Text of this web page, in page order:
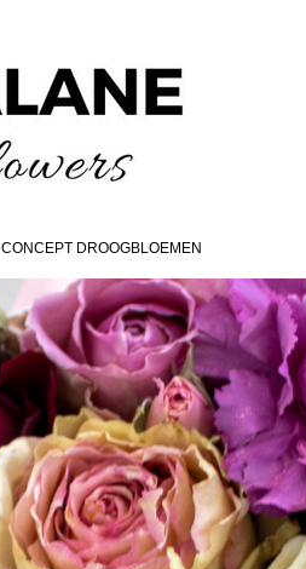
CONCEPT DROOGBLOEMEN